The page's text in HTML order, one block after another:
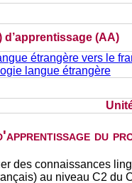
d’apprentissage (AA)
étrangère vers le
langue étrangère
du
des connaissances
au niveau C2 du